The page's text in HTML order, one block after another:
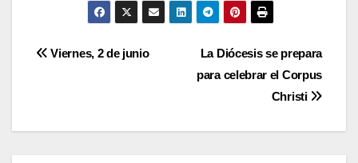
Navegación
entradas
La Diócesis se prepara
para celebrar el Corpus
Christi
Viernes, 2 de junio